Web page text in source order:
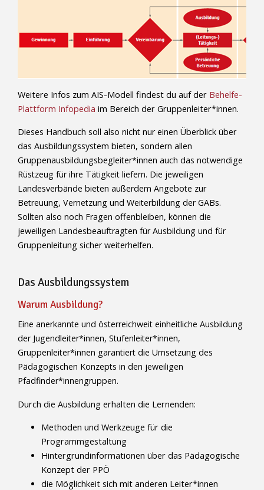
Weitere Infos zum AIS-Modell findest du auf der Behelfe-
Plattform Infopedia im Bereich der Gruppenleiter*innen.
Dieses Handbuch soll also nicht nur einen Überblick über
das Ausbildungssystem bieten, sondern allen
Gruppenausbildungsbegleiter*innen auch das notwendige
Rüstzeug für ihre Tätigkeit liefern. Die jeweiligen
Landesverbände bieten außerdem Angebote zur
Betreuung, Vernetzung und Weiterbildung der GABs.
Sollten also noch Fragen offenbleiben, können die
jeweiligen Landesbeauftragten für Ausbildung und für
Gruppenleitung sicher weiterhelfen.
Das Ausbildungssystem
Warum Ausbildung?
Eine anerkannte und österreichweit einheitliche Ausbildung
der Jugendleiter*innen, Stufenleiter*innen,
Gruppenleiter*innen garantiert die Umsetzung des
Pädagogischen Konzepts in den jeweiligen
Pfadfinder*innengruppen.
Durch die Ausbildung erhalten die Lernenden:
Methoden und Werkzeuge für die
Programmgestaltung
Hintergrundinformationen über das Pädagogische
Konzept der PPÖ
die Möglichkeit sich mit anderen Leiter*innen